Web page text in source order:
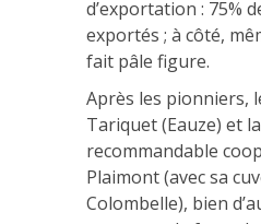
d’exportation : 75%
exportés ; à côté,
fait pâle figure.
Après les pionniers,
Tariquet (Eauze) et
recommandable
Plaimont (avec sa
Colombelle), bien